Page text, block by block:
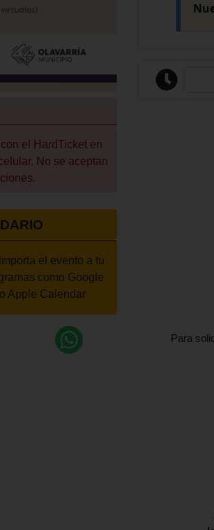
el HardTicket en
No se aceptan
el evento a tu
como Google
Apple Calendar
Para